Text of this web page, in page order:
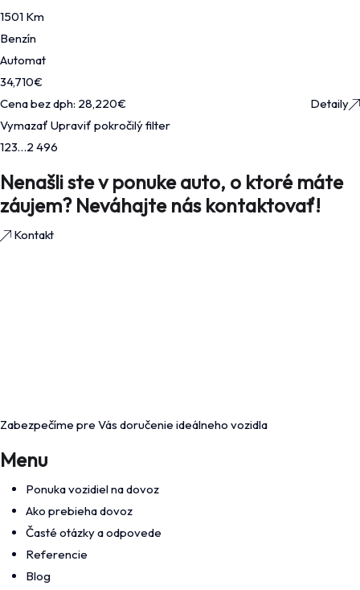
1501 Km
Benzín
Automat
34,710€
Cena bez dph: 28,220€
Detaily
Vymazať Upraviť pokročilý filter
123…2 496
Nenašli ste v ponuke auto, o ktoré máte
záujem? Neváhajte nás kontaktovať!
Kontakt
Zabezpečíme pre Vás doručenie ideálneho vozidla
Menu
Ponuka vozidiel na dovoz
Ako prebieha dovoz
Časté otázky a odpovede
Referencie
Blog